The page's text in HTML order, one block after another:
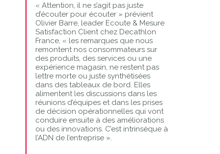
« Attention, il ne s’agit pas juste
d’écouter pour écouter » prévient
Olivier Barre, leader Ecoute & Mesure
Satisfaction Client chez Decathlon
France, « les remarques que nous
remontent nos consommateurs sur
des produits, des services ou une
expérience magasin, ne restent pas
lettre morte ou juste synthétisées
dans des tableaux de bord. Elles
alimentent les discussions dans les
réunions d’équipes et dans les prises
de décision opérationnelles qui vont
conduire ensuite à des améliorations
ou des innovations. C’est intrinsèque à
l’ADN de l’entreprise ».